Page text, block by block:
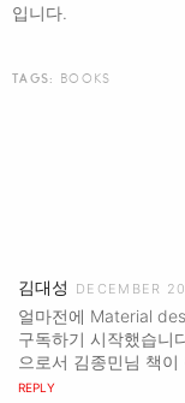
입니다.
TAGS: BOOKS
김대성 DECEMBER
얼마전에 Material
구독하기 시작했습니
으로서 김종민님 책
REPLY